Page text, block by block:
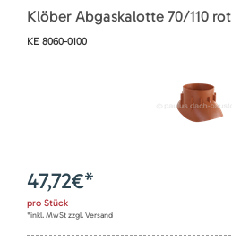
Klöber Abgaskalotte 70/110 rot
KE 8060-0100
47,72€*
pro Stück
*inkl. MwSt zzgl. Versand